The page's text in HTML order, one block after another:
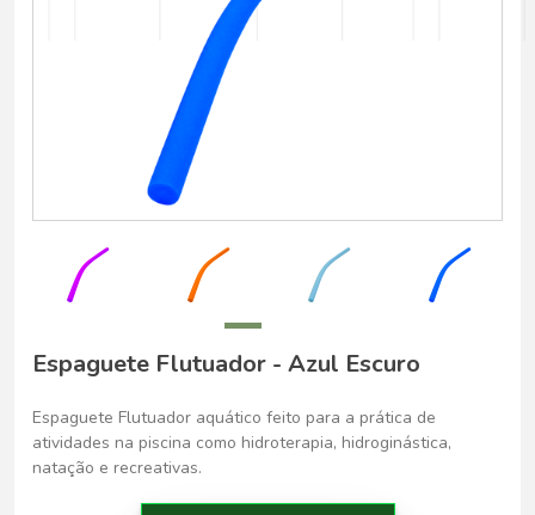
Espaguete Flutuador - Azul Escuro
Espaguete Flutuador aquático feito para a prática de
atividades na piscina como hidroterapia, hidroginástica,
natação e recreativas.
Goiânia - Jardim América II
Belo Horizonte - Belo Horizonte